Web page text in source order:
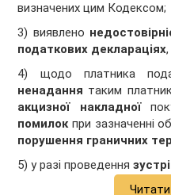
визначених цим Кодексом;
3) виявлено
податкових деклараціях
4) щодо платника
ненадання таким
акцизної накладної
помилокпри зазначенні
порушення граничних
5) у разі проведення